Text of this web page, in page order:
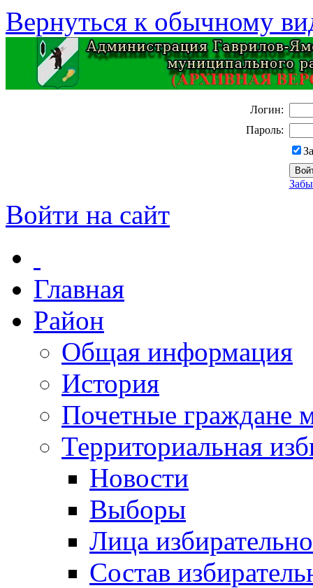
Вернуться к обычному
Логин:
Пароль:
Войти на сайт
Главная
Район
Общая информация
История
Почетные граждане
Территориальная
Новости
Выборы
Лица
Состав